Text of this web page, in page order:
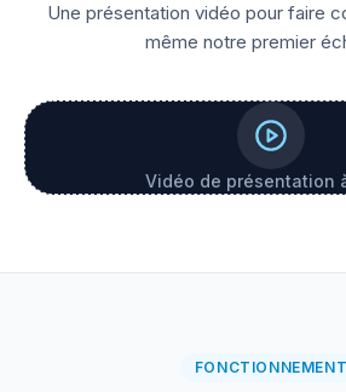
Une présentation vidéo pour faire
même notre premier
Vidéo de présentation
FONCTIONNEMENT